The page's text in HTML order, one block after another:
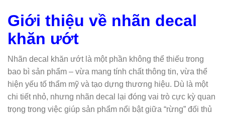
Giới thiệu về nhãn decal
khăn ướt
Nhãn decal khăn ướt là một phần không thể thiếu trong
bao bì sản phẩm – vừa mang tính chất thông tin, vừa thể
hiện yếu tố thẩm mỹ và tạo dựng thương hiệu. Dù là một
chi tiết nhỏ, nhưng nhãn decal lại đóng vai trò cực kỳ quan
trọng trong việc giúp sản phẩm nổi bật giữa “rừng” đối thủ